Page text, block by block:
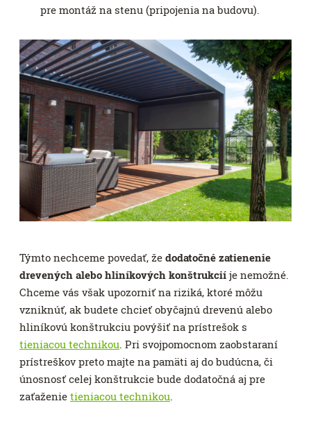
pre montáž na stenu (pripojenia na budovu).
Týmto nechceme povedať, že dodatočné zatienenie
drevených alebo hliníkových konštrukcií je nemožné.
Chceme vás však upozorniť na riziká, ktoré môžu
vzniknúť, ak budete chcieť obyčajnú drevenú alebo
hliníkovú konštrukciu povýšiť na prístrešok s
tieniacou technikou. Pri svojpomocnom zaobstaraní
prístreškov preto majte na pamäti aj do budúcna, či
únosnosť celej konštrukcie bude dodatočná aj pre
zaťaženie tieniacou technikou.